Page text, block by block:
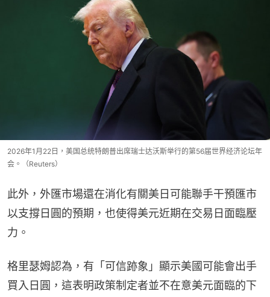
2026年1月22日，美国总统特朗普出席瑞士达沃斯举行的第56届世界经济论坛年
会。（Reuters）
此外，外匯市場還在消化有關美日可能聯手干預匯市
以支撐日圓的預期，也使得美元近期在交易日面臨壓
力。
格里瑟姆認為，有「可信跡象」顯示美國可能會出手
買入日圓，這表明政策制定者並不在意美元面臨的下